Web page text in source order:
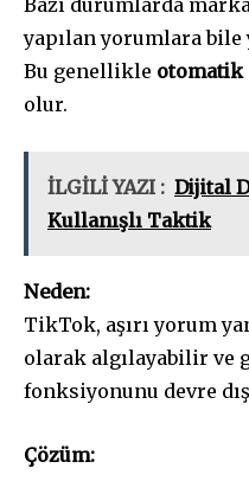
Bazı durumlarda
yapılan yorumlara bile
Bu genellikle
olur.
İLGİLİ YAZI : Dijital
Kullanışlı Taktik
Neden:
TikTok, aşırı yorum
olarak algılayabilir ve
fonksiyonunu devre
Çözüm: